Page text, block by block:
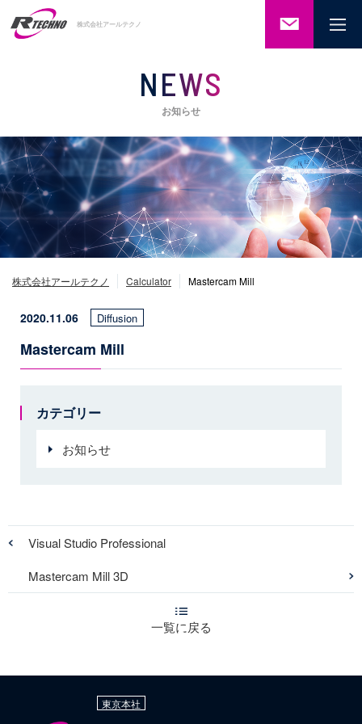
株式会社アールテクノ ご相談・
わせ
NEWS
お知らせ
株式会社アールテクノ Calculator Mastercam Mill
2020.11.06 Diffusion
Mastercam Mill
カテゴリー
お知らせ
Visual Studio Professional
一覧に戻る
Mastercam Mill 3D
東京本社